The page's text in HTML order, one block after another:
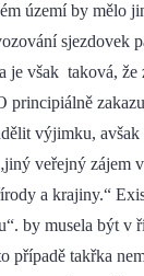
území by mělo
sjezdovek
je však taková,
principiálně
výjimku,
veřejný zájem
a krajiny.“
by musela být v
případě takřka